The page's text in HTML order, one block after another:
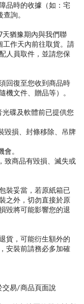
品時的收據（如：宅
詢。
猶豫期內與我們聯
工作天內前往取貨。請
人員取件，並請您保
回復至您收到商品時
機文件、贈品等）。
光碟及軟體前已提供您
毀損、封條移除、吊牌
。
致商品有毀損、滅失或
裝妥當，若原紙箱已
之外，切勿直接於原
毀將可能影響您的退
貨，可能衍生額外的
安裝前請務必多加確
交易/商品頁面說